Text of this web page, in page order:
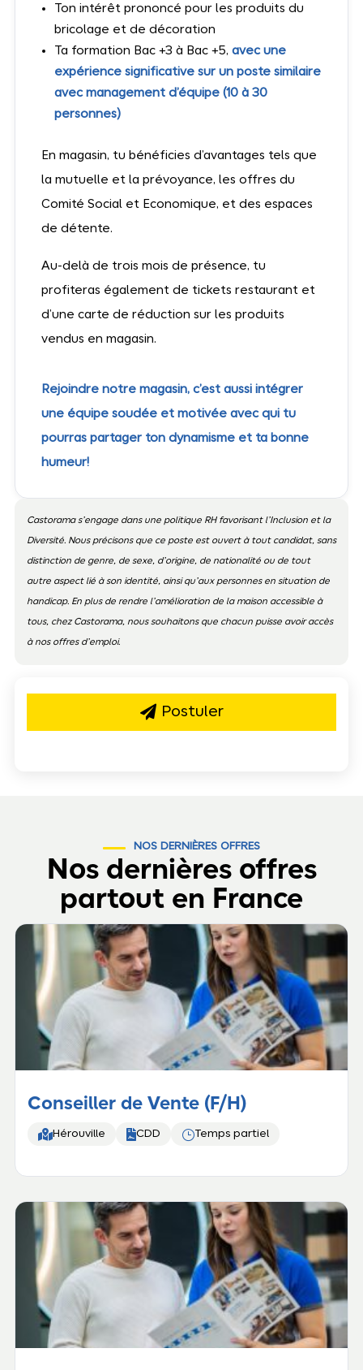
Ton intérêt prononcé pour les produits du
bricolage et de décoration
Ta formation Bac +3 à Bac +5, avec une
expérience significative sur un poste similaire
avec management d’équipe (10 à 30
personnes)
En magasin, tu bénéficies d’avantages tels que
la mutuelle et la prévoyance, les offres du
Comité Social et Economique, et des espaces
de détente.
Au-delà de trois mois de présence, tu
profiteras également de tickets restaurant et
d’une carte de réduction sur les produits
vendus en magasin.
Rejoindre notre magasin, c’est aussi intégrer
une équipe soudée et motivée avec qui tu
pourras partager ton dynamisme et ta bonne
humeur!
Castorama s’engage dans une politique RH favorisant l’Inclusion et la
Diversité. Nous précisons que ce poste est ouvert à tout candidat, sans
distinction de genre, de sexe, d’origine, de nationalité ou de tout
autre aspect lié à son identité, ainsi qu’aux personnes en situation de
handicap. En plus de rendre l’amélioration de la maison accessible à
tous, chez Castorama, nous souhaitons que chacun puisse avoir accès
à nos offres d’emploi.
Postuler
NOS DERNIÈRES OFFRES
Nos dernières offres
partout en France
Conseiller de Vente (F/H)
Hérouville CDD }Temps partiel